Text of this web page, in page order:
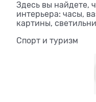
Здесь вы найдете,
интерьера: часы,
картины,
Спорт и туризм